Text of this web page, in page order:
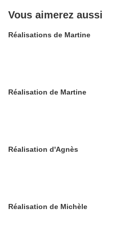
Vous aimerez aussi
Réalisations de Martine
Réalisation de Martine
Réalisation d'Agnès
Réalisation de Michèle